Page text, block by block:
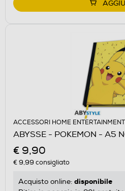
ACCESSORI HOME ENTERTAINMENT
ABYSSE - POKEMON - A5
€ 9,90
€ 9,99 consigliato
Acquisto online: disponibile